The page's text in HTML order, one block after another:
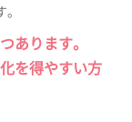
あります。
を得やすい方